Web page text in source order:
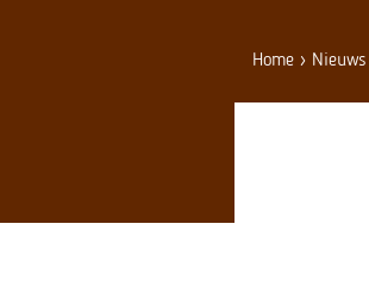
Home › Nieuws